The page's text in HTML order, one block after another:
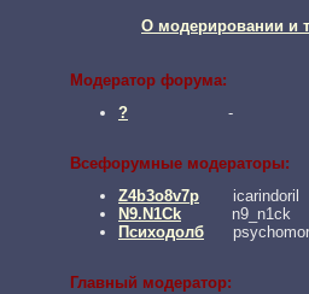
О модерировании и
Модератор форума:
?
-
Всефорумные модераторы:
Z4b3o8v7p
icarindoril
N9.N1Ck
n9_n1ck
Психодолб
Главный модератор: